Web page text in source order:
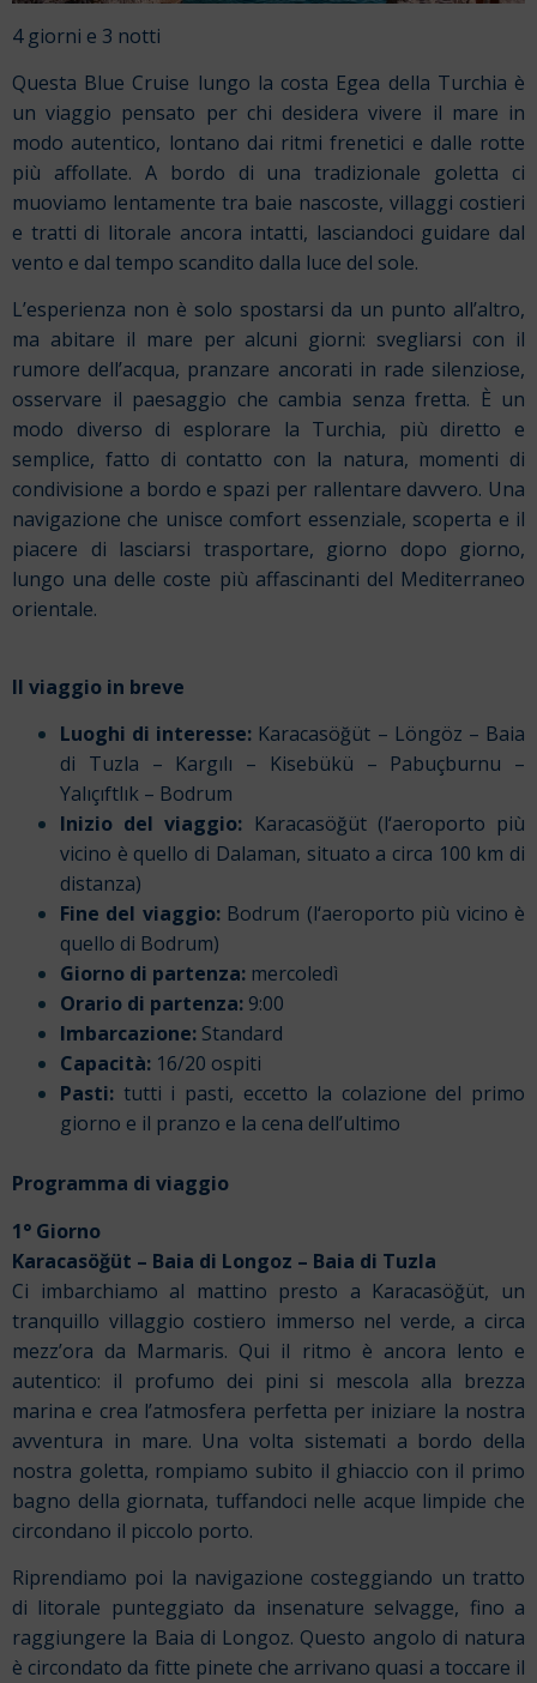
4 giorni e 3 notti
Questa Blue Cruise lungo la costa Egea della Turchia è
un viaggio pensato per chi desidera vivere il mare in
modo autentico, lontano dai ritmi frenetici e dalle rotte
più affollate. A bordo di una tradizionale goletta ci
muoviamo lentamente tra baie nascoste, villaggi costieri
e tratti di litorale ancora intatti, lasciandoci guidare dal
vento e dal tempo scandito dalla luce del sole.
L’esperienza non è solo spostarsi da un punto all’altro,
ma abitare il mare per alcuni giorni: svegliarsi con il
rumore dell’acqua, pranzare ancorati in rade silenziose,
osservare il paesaggio che cambia senza fretta. È un
modo diverso di esplorare la Turchia, più diretto e
semplice, fatto di contatto con la natura, momenti di
condivisione a bordo e spazi per rallentare davvero. Una
navigazione che unisce comfort essenziale, scoperta e il
piacere di lasciarsi trasportare, giorno dopo giorno,
lungo una delle coste più affascinanti del Mediterraneo
orientale.
Il viaggio in breve
Luoghi di interesse: Karacasöğüt – Löngöz – Baia
di Tuzla – Kargılı – Kisebükü – Pabuçburnu –
Yalıçıftlık – Bodrum
Inizio del viaggio: Karacasöğüt (l‘aeroporto più
vicino è quello di Dalaman, situato a circa 100 km di
distanza)
Fine del viaggio:Bodrum (l‘aeroporto più vicino è
quello di Bodrum)
Giorno di partenza: mercoledì
Orario di partenza: 9:00
Imbarcazione: Standard
Capacità: 16/20 ospiti
Pasti: tutti i pasti, eccetto la colazione del primo
giorno e il pranzo e la cena dell’ultimo
Programma di viaggio
1° Giorno
Karacasöğüt – Baia di Longoz – Baia di Tuzla
Ci imbarchiamo al mattino presto a Karacasöğüt, un
tranquillo villaggio costiero immerso nel verde, a circa
mezz’ora da Marmaris. Qui il ritmo è ancora lento e
autentico: il profumo dei pini si mescola alla brezza
marina e crea l’atmosfera perfetta per iniziare la nostra
avventura in mare. Una volta sistemati a bordo della
nostra goletta, rompiamo subito il ghiaccio con il primo
bagno della giornata, tuffandoci nelle acque limpide che
circondano il piccolo porto.
Riprendiamo poi la navigazione costeggiando un tratto
di litorale punteggiato da insenature selvagge, fino a
raggiungere la Baia di Longoz. Questo angolo di natura
è circondato da fitte pinete che arrivano quasi a toccare il